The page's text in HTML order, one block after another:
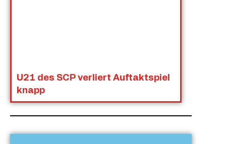
U21 des SCP verliert Auftaktspiel
knapp